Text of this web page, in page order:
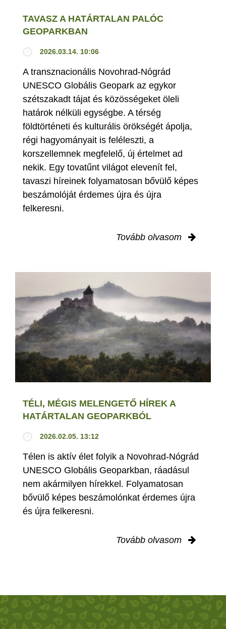
TAVASZ A HATÁRTALAN PALÓC
GEOPARKBAN
2026.03.14. 10:06
A transznacionális Novohrad-Nógrád
UNESCO Globális Geopark az egykor
szétszakadt tájat és közösségeket öleli
határok nélküli egységbe. A térség
földtörténeti és kulturális örökségét ápolja,
régi hagyományait is feléleszti, a
korszellemnek megfelelő, új értelmet ad
nekik. Egy tovatűnt világot elevenít fel,
tavaszi híreinek folyamatosan bővülő képes
beszámolóját érdemes újra és újra
felkeresni.
Tovább olvasom
TÉLI, MÉGIS MELENGETŐ HÍREK A
HATÁRTALAN GEOPARKBÓL
2026.02.05. 13:12
Télen is aktív élet folyik a Novohrad-Nógrád
UNESCO Globális Geoparkban, ráadásul
nem akármilyen hírekkel. Folyamatosan
bővülő képes beszámolónkat érdemes újra
és újra felkeresni.
Tovább olvasom